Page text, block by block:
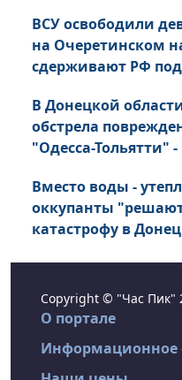
ВСУ освободили
на Очеретинском
сдерживают РФ
В Донецкой
обстрела
"Одесса-Тольятти"
Вместо воды -
оккупанты
катастрофу в
Copyright © "Час Пик"
О портале
Информационное